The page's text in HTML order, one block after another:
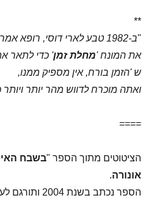
**
"ב-1982 טבע לארי דוסי, רופא אמריקאי,
את המונח 'מחלת זמן' כדי לתאר
ש 'הזמן בורח, אין מספיק ממנו,
ואתה מוכרח לדווש מהר יותר
====
הציטוטים מתוך הספר "בשבח
אונורה.
הספר נכתב בשנת 2004 ותורגם לעברית בשנת 2006.